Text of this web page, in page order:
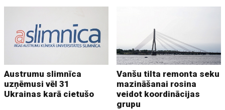
Austrumu slimnīca
uzņēmusi vēl 31
Ukrainas karā cietušo
Vanšu tilta remonta seku
mazināšanai rosina
veidot koordinācijas
grupu